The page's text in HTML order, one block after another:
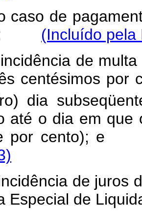
caso de
(Incluído pela
de
centésimos por
dia
até o dia em que
por
de juros
Especial de